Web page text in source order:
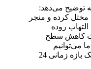
توضیح می‌دهد:
مختل کرده و منجر
روده
کاهش سطح
می‌توانیم
باکتری‌های روده را با مواد غذایی که در یک بازه زمانی 24